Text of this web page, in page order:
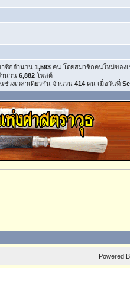
าชิกจำนวน 1,593 คน โดยสมาชิกคนใหม่ของ
ำนวน 6,882 โพสต์
ช่วงเวลาเดียวกัน จำนวน 414 คน เมื่อวันที่
Powered